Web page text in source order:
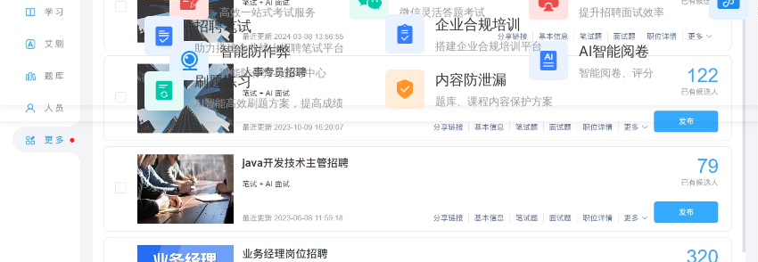
高效一站式考试服务
智能防作弊
智能防作弊与监考中心
微信灵活答题考试 提升招聘面试效率
AI智能阅卷
智能阅卷、评分
招聘笔试
助力搭建企业线上招聘笔试平台
刷题练习
AI智能高效刷题方案，提高成绩
企业合规培训
搭建企业合规培训平台
内容防泄漏
题库、课程内容保护方案